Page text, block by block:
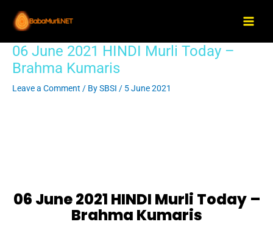
content
06 June 2021 HINDI Murli Today –
Brahma Kumaris
Leave a Comment / BySBSI / 5 June 2021
06 June 2021 HINDI Murli Today –
Brahma Kumaris
Post
navigation